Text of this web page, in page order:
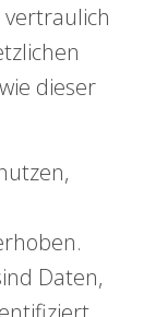
dieser
Daten,